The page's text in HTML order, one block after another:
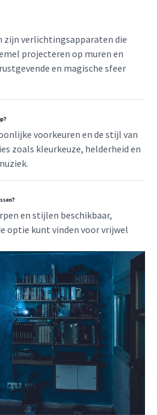
verlichtingsapparaten die
projecteren op muren en
en magische sfeer
voorkeuren en de stijl van
zoals kleurkeuze, helderheid en
en stijlen beschikbaar,
optie kunt vinden voor vrijwel